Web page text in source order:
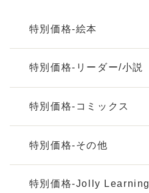
特別価格-絵本
特別価格-リーダー/小説
特別価格-コミックス
特別価格-その他
特別価格-Jolly Learning